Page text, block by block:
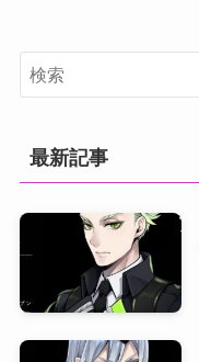
最新記事